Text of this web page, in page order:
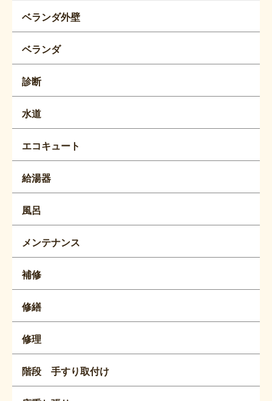
ベランダ外壁
ベランダ
診断
水道
エコキュート
給湯器
風呂
メンテナンス
補修
修繕
修理
階段 手すり取付け